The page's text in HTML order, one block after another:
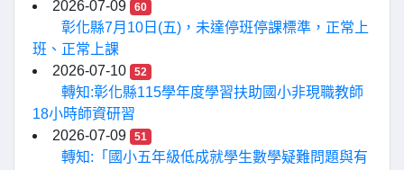
2026-07-09
60
彰化縣7月10日(五)，未達停班停課標準，正常上
班、正常上課
2026-07-10
52
轉知:彰化縣115學年度學習扶助國小非現職教師
18小時師資研習
2026-07-09
51
轉知:「國小五年級低成就學生數學疑難問題與有